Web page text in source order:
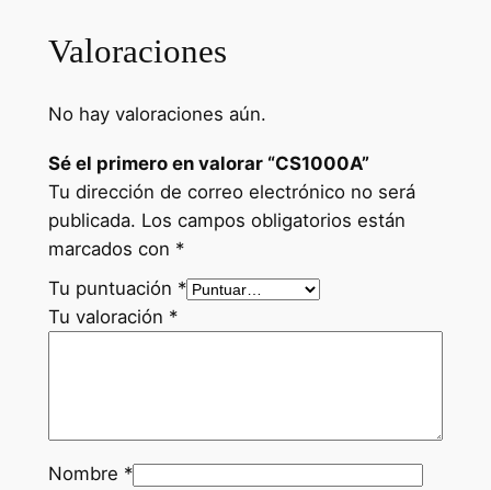
A
a
t
i
d
a
d
Valoraciones
No hay valoraciones aún.
Sé el primero en valorar “CS1000A”
Tu dirección de correo electrónico no será
publicada. Los campos obligatorios están
marcados con *
Tu puntuación *
Tu valoración *
Nombre *